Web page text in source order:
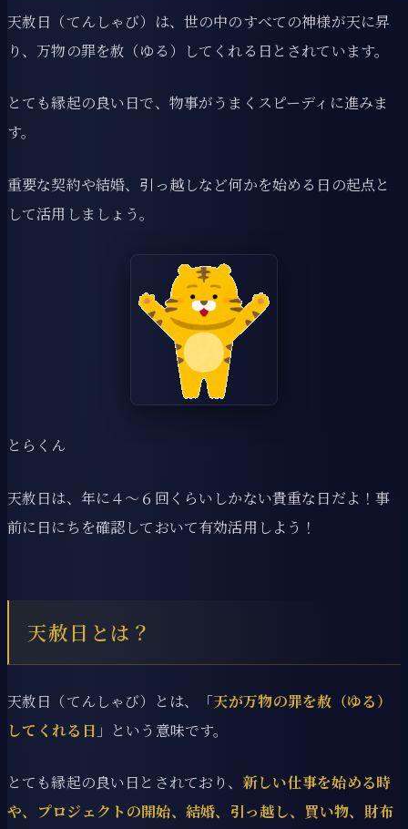
天赦日（てんしゃび）は、世の中のすべての神様が天に昇
り、万物の罪を赦（ゆる）してくれる日とされています。
とても縁起の良い日で、物事がうまくスピーディに進みま
す。
重要な契約や結婚、引っ越しなど何かを始める日の起点と
して活用しましょう。
とらくん
天赦日は、年に４～６回くらいしかない貴重な日だよ！事
前に日にちを確認しておいて有効活用しよう！
天赦日とは？
天赦日（てんしゃび）とは、「天が万物の罪を赦（ゆる）
してくれる日 」という意味です。
とても縁起の良い日とされており、 新しい仕事を始める時
や、プロジェクトの開始、結婚、引っ越し、買い物、財布